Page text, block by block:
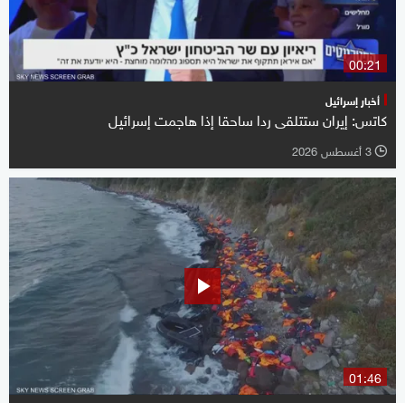
00:21
أخبار إسرائيل
كاتس: إيران ستتلقى ردا ساحقا إذا هاجمت إسرائيل
l 3 أغسطس 2026
01:46